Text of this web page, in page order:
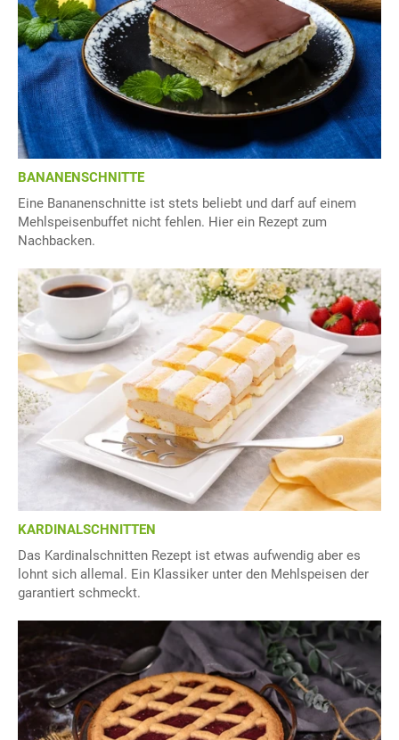
BANANENSCHNITTE
Eine Bananenschnitte ist stets beliebt und darf auf einem
Mehlspeisenbuffet nicht fehlen. Hier ein Rezept zum
Nachbacken.
KARDINALSCHNITTEN
Das Kardinalschnitten Rezept ist etwas aufwendig aber es
lohnt sich allemal. Ein Klassiker unter den Mehlspeisen der
garantiert schmeckt.